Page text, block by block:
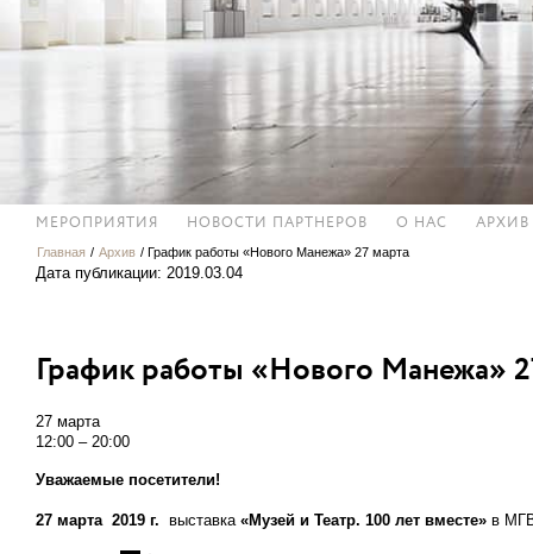
МЕРОПРИЯТИЯ НОВОСТИ ПАРТНЕРОВ О НАС АРХИВ
Главная / Архив / График работы «Нового Манежа» 27 марта
Дата публикации: 2019.03.04
График работы «Нового Манежа»
27 марта
12:00 – 20:00
Уважаемые посетители!
27 марта 2019 г. выставка«Музей и Театр. 100 лет вместе» в